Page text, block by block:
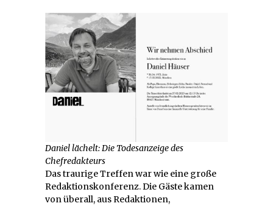
Daniel lächelt: Die Todesanzeige des
Chefredakteurs
Das traurige Treffen war wie eine große
Redaktionskonferenz. Die Gäste kamen
von überall, aus Redaktionen,